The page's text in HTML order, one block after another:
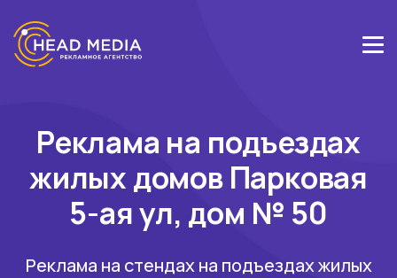
Реклама на подъездах
жилых домов Парковая
5-ая ул, дом № 50
Реклама на стендах на подъездах жилых